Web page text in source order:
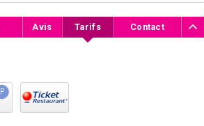
Avis Tarifs Contact